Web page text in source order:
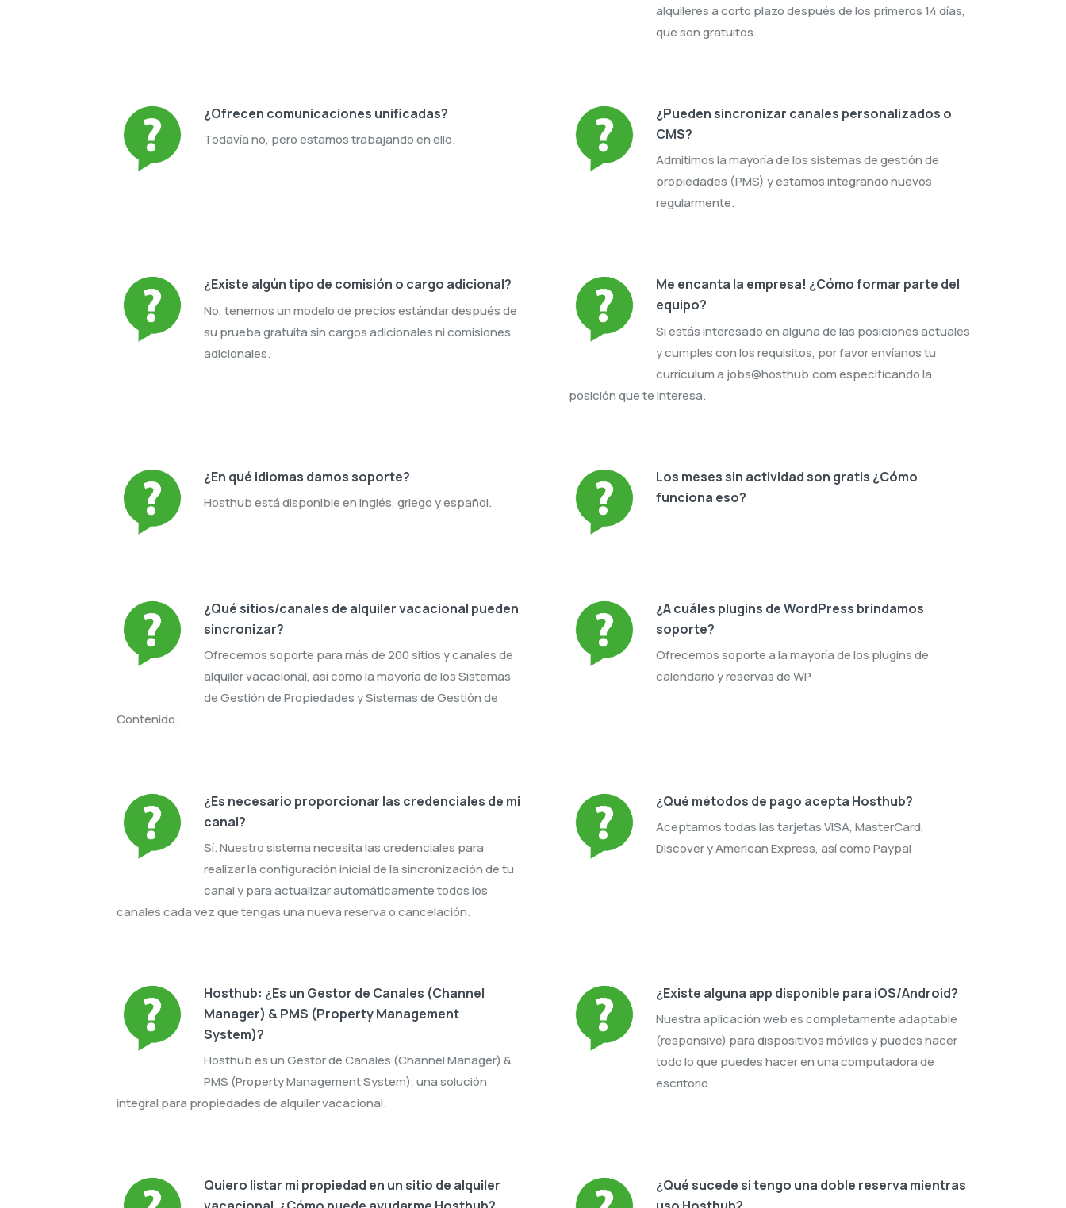
alquileres a corto plazo después de los primeros 14 días,
que son gratuitos.
¿Ofrecen comunicaciones unificadas?
Todavía no, pero estamos trabajando en ello.
¿Pueden sincronizar canales personalizados o
CMS?
Admitimos la mayoría de los sistemas de gestión de
propiedades (PMS) y estamos integrando nuevos
regularmente.
¿Existe algún tipo de comisión o cargo adicional?
No, tenemos un modelo de precios estándar después de
su prueba gratuita sin cargos adicionales ni comisiones
adicionales.
Me encanta la empresa! ¿Cómo formar parte del
equipo?
Si estás interesado en alguna de las posiciones actuales
y cumples con los requisitos, por favor envíanos tu
currículum a jobs@hosthub.comespecificando la
posición que te interesa.
¿En qué idiomas damos soporte?
Hosthub está disponible en inglés, griego y español.
Los meses sin actividad son gratis ¿Cómo
funciona eso?
¿Qué sitios/canales de alquiler vacacional pueden
sincronizar?
Ofrecemos soporte para más de 200 sitios y canales de
alquiler vacacional, así como la mayoría de los Sistemas
de Gestión de Propiedades y Sistemas de Gestión de
Contenido.
¿A cuáles plugins de WordPress brindamos
soporte?
Ofrecemos soporte a la mayoría de los plugins de
calendario y reservas de WP
¿Es necesario proporcionar las credenciales de mi
canal?
Sí. Nuestro sistema necesita las credenciales para
realizar la configuración inicial de la sincronización de tu
canal y para actualizar automáticamente todos los
canales cada vez que tengas una nueva reserva o cancelación.
¿Qué métodos de pago acepta Hosthub?
Aceptamos todas las tarjetas VISA, MasterCard,
Discover y American Express, así como Paypal
Hosthub: ¿Es un Gestor de Canales (Channel
Manager) & PMS (Property Management
System)?
Hosthub es un Gestor de Canales (Channel Manager) &
PMS (Property Management System), una solución
integral para propiedades de alquiler vacacional.
¿Existe alguna app disponible para iOS/Android?
Nuestra aplicación web es completamente adaptable
(responsive) para dispositivos móviles y puedes hacer
todo lo que puedes hacer en una computadora de
escritorio
Quiero listar mi propiedad en un sitio de alquiler
¿Qué sucede si tengo una doble reserva mientras